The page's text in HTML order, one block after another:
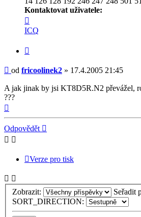
Kontaktovat uživatele:
uživatele
fricoolinek2
ICQ
Příspěvek
od fricoolinek2 » 17.4.2005 21:45
A jak jinak by jsi KT8D5R.N2 převážel,
???
Odpovědět
Verze pro tisk
Zobrazit:
Seřadit
SORT_DIRECTION: